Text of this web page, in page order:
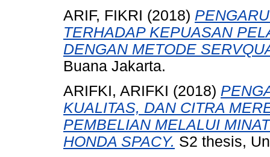
ARIF, FIKRI (2018)
TERHADAP KEPUASAN
DENGAN METODE
Buana Jakarta.
ARIFKI, ARIFKI (2018)
KUALITAS, DAN CITRA
PEMBELIAN MELALUI
HONDA SPACY. S2 thesis,